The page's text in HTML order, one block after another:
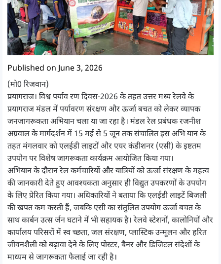
Published on June 3, 2026
(मो0 रिजवान)
प्रयागराज। विश्व पर्याव रण दिवस-2026 के तहत उत्तर मध्य रेलवे के
प्रयागराज मंडल में पर्यावरण संरक्षण और ऊर्जा बचत को लेकर व्यापक
जनजागरूकता अभियान चला या जा रहा है। मंडल रेल प्रबंधक रजनीश
अग्रवाल के मार्गदर्शन में 15 मई से 5 जून तक संचालित इस अभि यान के
तहत मंगलवार को एलईडी लाइटों और एयर कंडीशनर (एसी) के इष्टतम
उपयोग पर विशेष जागरूकता कार्यक्रम आयोजित किया गया।
अभियान के दौरान रेल कर्मचारियों और यात्रियों को ऊर्जा संरक्षण के महत्व
की जानकारी देते हुए आवश्यकता अनुसार ही विद्युत उपकरणों के उपयोग
के लिए प्रेरित किया गया। अधिकारियों ने बताया कि एलईडी लाइटें बिजली
की खपत कम करती हैं, जबकि एसी का संतुलित उपयोग ऊर्जा बचत के
साथ कार्बन उत्स र्जन घटाने में भी सहायक है। रेलवे स्टेशनों, कालोनियों और
कार्यालय परिसरों में स्व च्छता, जल संरक्षण, प्लास्टिक उन्मूलन और हरित
जीवनशैली को बढ़ावा देने के लिए पोस्टर, बैनर और डिजिटल संदेशों के
माध्यम से जागरूकता फैलाई जा रही है।